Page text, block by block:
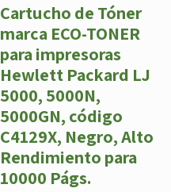
Cartucho de Tóner
marca ECO-TONER
para impresoras
Hewlett Packard LJ
5000, 5000N,
5000GN, código
C4129X, Negro, Alto
Rendimiento para
10000 Págs.